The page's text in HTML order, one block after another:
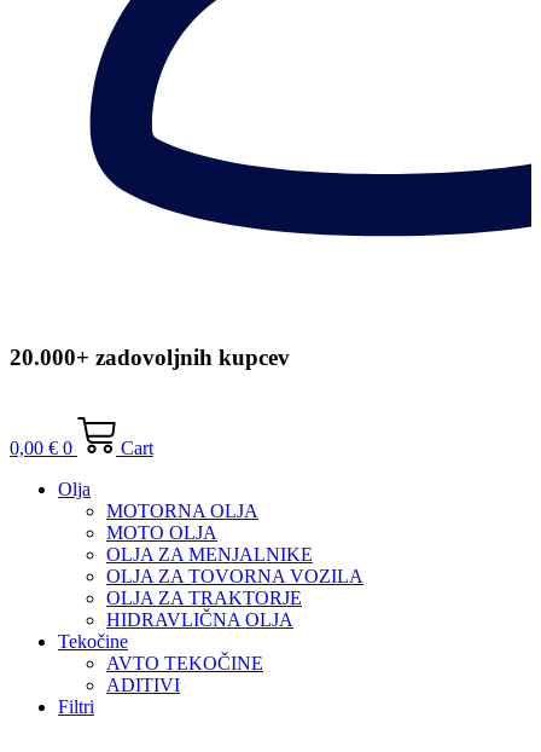
20.000+ zadovoljnih kupcev
0,00 € 0
Cart
Olja
MOTORNA OLJA
MOTO OLJA
OLJA ZA MENJALNIKE
OLJA ZA TOVORNA VOZILA
OLJA ZA TRAKTORJE
HIDRAVLIČNA OLJA
Tekočine
AVTO TEKOČINE
ADITIVI
Filtri